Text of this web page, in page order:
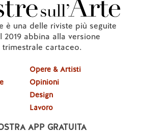
è una delle riviste più seguite
abbina alla versione
trimestrale cartaceo.
Opere & Artisti
Opinioni
Design
Lavoro
APP GRATUITA